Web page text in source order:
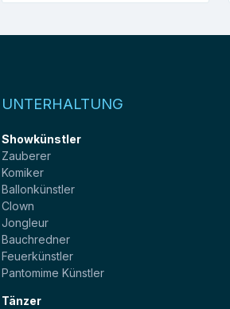
UNTERHALTUNG
Showkünstler
Zauberer
Komiker
Ballonkünstler
Clown
Jongleur
Bauchredner
Feuerkünstler
Pantomime Künstler
Tänzer